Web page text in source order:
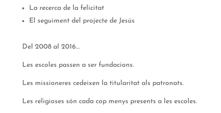
La recerca de la felicitat
El seguiment del projecte de Jesús
Del 2008 al 2016…
Les escoles passen a ser fundacions.
Les missioneres cedeixen la titularitat als patronats.
Les religioses són cada cop menys presents a les escoles.